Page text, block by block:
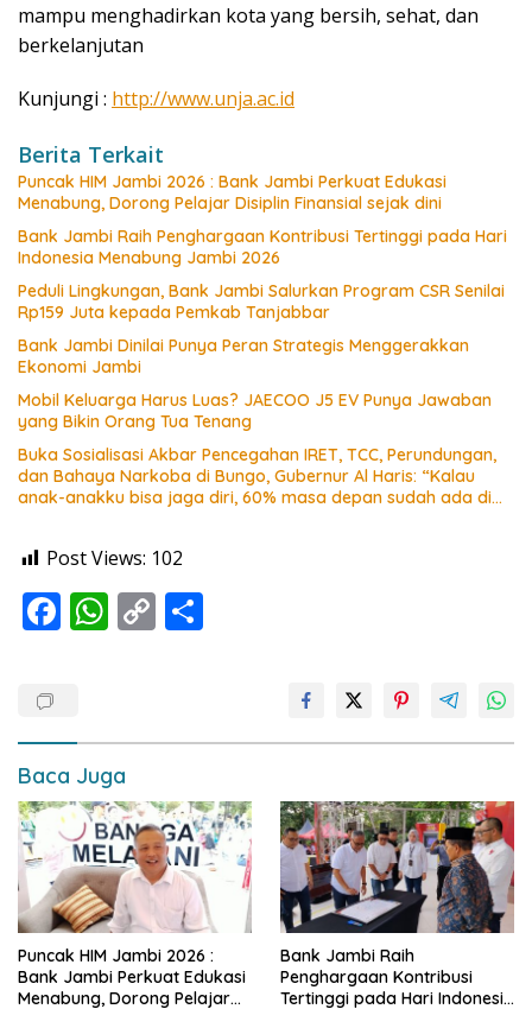
mampu menghadirkan kota yang bersih, sehat, dan
berkelanjutan
Kunjungi : http://www.unja.ac.id
Berita Terkait
Puncak HIM Jambi 2026 : Bank Jambi Perkuat Edukasi
Menabung, Dorong Pelajar Disiplin Finansial sejak dini
Bank Jambi Raih Penghargaan Kontribusi Tertinggi pada Hari
Indonesia Menabung Jambi 2026
Peduli Lingkungan, Bank Jambi Salurkan Program CSR Senilai
Rp159 Juta kepada Pemkab Tanjabbar
Bank Jambi Dinilai Punya Peran Strategis Menggerakkan
Ekonomi Jambi
Mobil Keluarga Harus Luas? JAECOO J5 EV Punya Jawaban
yang Bikin Orang Tua Tenang
Buka Sosialisasi Akbar Pencegahan IRET, TCC, Perundungan,
dan Bahaya Narkoba di Bungo, Gubernur Al Haris: “Kalau
anak-anakku bisa jaga diri, 60% masa depan sudah ada di
Post Views: 102
F
o
o
k
W
A
p
p
C
n
k
Baca Juga
Puncak HIM Jambi 2026 :
Bank Jambi Perkuat Edukasi
Menabung, Dorong Pelajar
Bank Jambi Raih
Penghargaan Kontribusi
Tertinggi pada Hari Indonesia